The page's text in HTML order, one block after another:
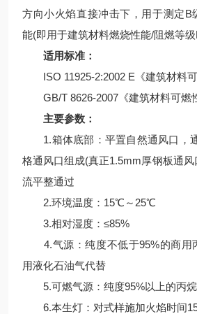
方向小火焰直接冲击下，用于测定B
能(即用于建筑材料燃烧性能/阻燃等级
适用标准：
ISO 11925-2:2002 E《建筑材料可
GB/T 8626-2007《建筑材料可燃
主要参数：
1.箱体底部：平置自然通风口，
格通风口组成(真正1.5mm厚钢板通
流平整通过
2.环境温度：15℃～25℃
3.相对湿度：≤85%
4.气源：纯度不低于95%的商用
用液化石油气代替
5.可燃气源：纯度95%以上的丙烷
6.本生灯：对式样施加火焰时间